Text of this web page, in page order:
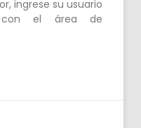
ingrese su usuario
el área de